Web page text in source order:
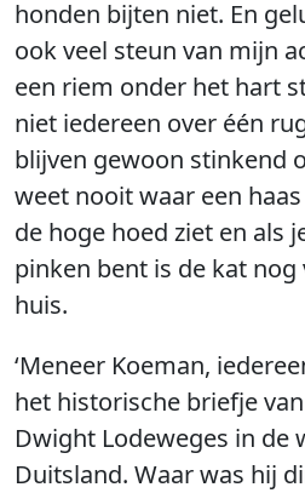
honden bijten niet. En
ook veel steun van mijn
een riem onder het hart
niet iedereen over één
blijven gewoon stinkend
weet nooit waar een
de hoge hoed ziet en als
pinken bent is de kat nog
huis.
‘Meneer Koeman,
het historische briefje
Dwight Lodeweges in de
Duitsland. Waar was hij